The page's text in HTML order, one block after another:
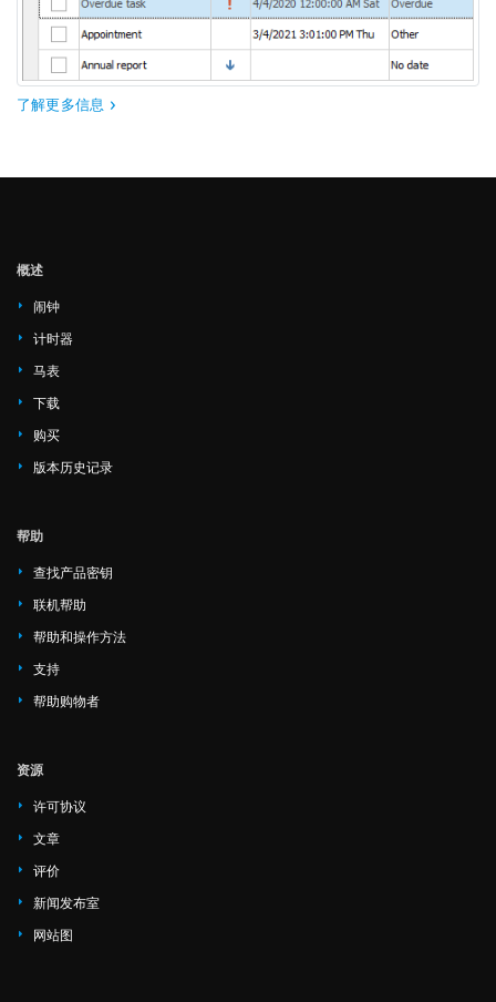
了解更多信息
概述
闹钟
计时器
马表
下载
购买
版本历史记录
帮助
查找产品密钥
联机帮助
帮助和操作方法
支持
帮助购物者
资源
许可协议
文章
评价
新闻发布室
网站图